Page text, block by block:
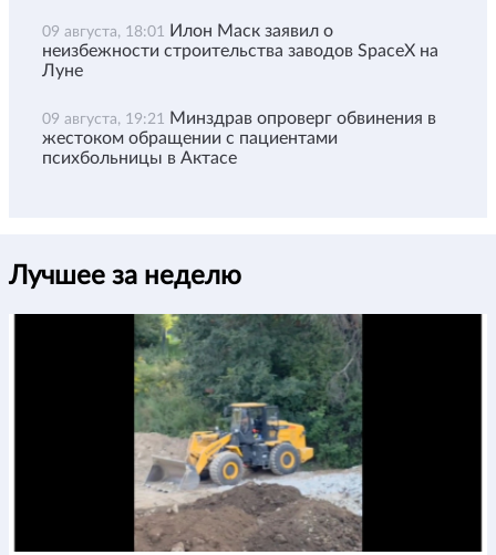
09 августа, 18:01
Илон Маск заявил о
неизбежности строительства заводов SpaceX на
Луне
09 августа, 19:21
Минздрав опроверг обвинения в
жестоком обращении с пациентами
психбольницы в Актасе
Лучшее за неделю